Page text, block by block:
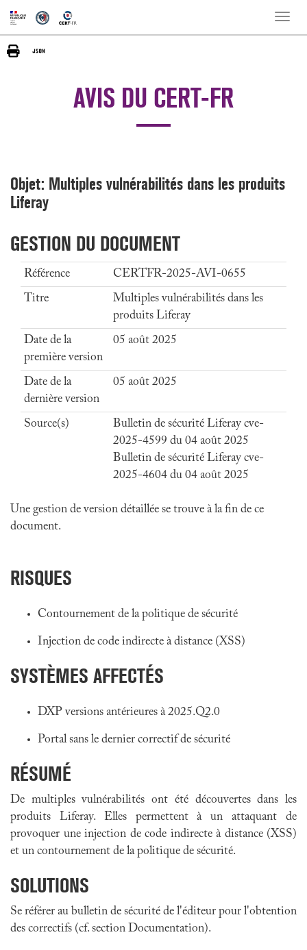
Toggle
AVIS DU CERT-FR
Objet: Multiples vulnérabilités dans les produits
Liferay
GESTION DU DOCUMENT
Référence
CERTFR-2025-AVI-0655
Titre
Multiples vulnérabilités dans les
produits Liferay
Date de la
première version
05 août 2025
Date de la
dernière version
05 août 2025
Source(s)
Bulletin de sécurité Liferay cve-
2025-4599 du 04 août 2025
Bulletin de sécurité Liferay cve-
2025-4604 du 04 août 2025
Une gestion de version détaillée se trouve à la fin de ce
document.
RISQUES
Contournement de la politique de sécurité
Injection de code indirecte à distance (XSS)
SYSTÈMES AFFECTÉS
DXP versions antérieures à 2025.Q2.0
Portal sans le dernier correctif de sécurité
RÉSUMÉ
De multiples vulnérabilités ont été découvertes dans les
produits Liferay. Elles permettent à un attaquant de
provoquer une injection de code indirecte à distance (XSS)
et un contournement de la politique de sécurité.
SOLUTIONS
Se référer au bulletin de sécurité de l'éditeur pour l'obtention
des correctifs (cf. section Documentation).